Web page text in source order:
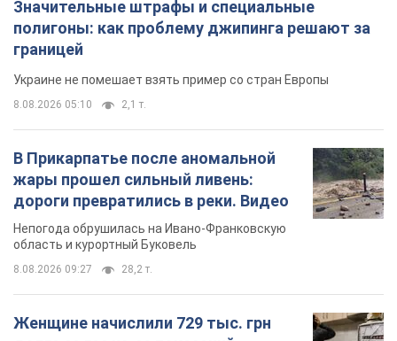
Значительные штрафы и специальные
полигоны: как проблему джипинга решают за
границей
Украине не помешает взять пример со стран Европы
8.08.2026 05:10 2,1 т.
В Прикарпатье после аномальной
жары прошел сильный ливень:
дороги превратились в реки. Видео
Непогода обрушилась на Ивано-Франковскую
область и курортный Буковель
8.08.2026 09:27 28,2 т.
Женщине начислили 729 тыс. грн